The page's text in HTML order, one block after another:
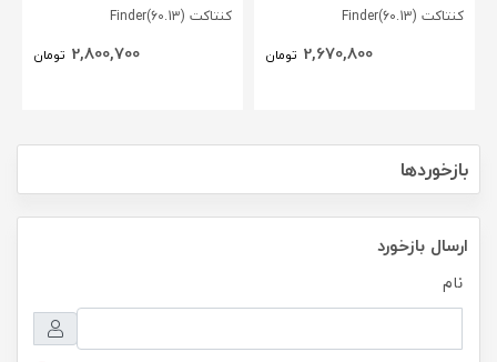
کنتاکت (Finder(60.13
2,670,800 تومان
کنتاکت (Finder(60.13
2,800,700 تومان
بازخوردها
ارسال بازخورد
نام